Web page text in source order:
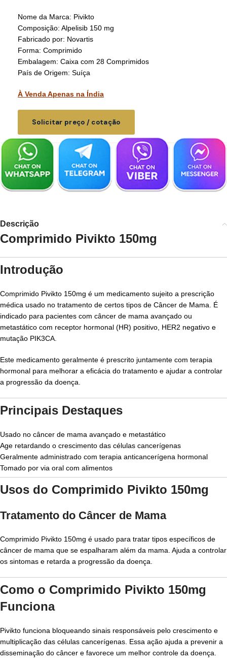
Nome da Marca: Pivikto
Composição: Alpelisib 150 mg
Fabricado por: Novartis
Forma: Comprimido
Embalagem: Caixa com 28 Comprimidos
País de Origem: Suíça
À Venda Apenas na Índia
Solicitar preço / cotação
Descrição
Comprimido Pivikto 150mg
Introdução
Comprimido Pivikto 150mg é um medicamento sujeito a prescrição
médica usado no tratamento de certos tipos de Câncer de Mama . É
indicado para pacientes com câncer de mama avançado ou
metastático com receptor hormonal (HR) positivo, HER2 negativo e
mutação PIK3CA.
Este medicamento geralmente é prescrito juntamente com terapia
hormonal para melhorar a eficácia do tratamento e ajudar a controlar
a progressão da doença.
Principais Destaques
Usado no câncer de mama avançado e metastático
Age retardando o crescimento das células cancerígenas
Geralmente administrado com terapia anticancerígena hormonal
Tomado por via oral com alimentos
Usos do Comprimido Pivikto 150mg
Tratamento do Câncer de Mama
Comprimido Pivikto 150mg é usado para tratar tipos específicos de
câncer de mama que se espalharam além da mama. Ajuda a controlar
os sintomas e retarda a progressão da doença.
Como o Comprimido Pivikto 150mg
Funciona
Pivikto funciona bloqueando sinais responsáveis pelo crescimento e
multiplicação das células cancerígenas. Essa ação ajuda a prevenir a
disseminação do câncer e favorece um melhor controle da doença.